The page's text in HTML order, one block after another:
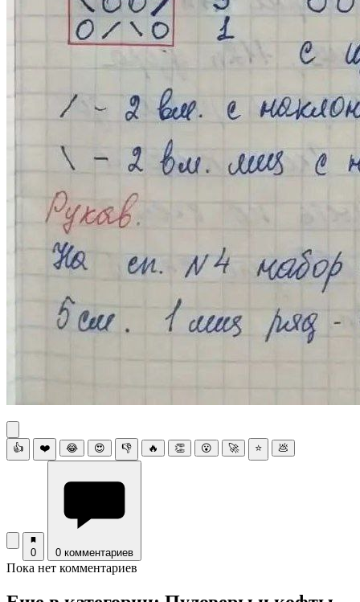
👍 ❤️ 😂 😍 👎 🔥 👏 😮 🚀 ⭐ 💩
0 0 комментариев
Пока нет комментариев